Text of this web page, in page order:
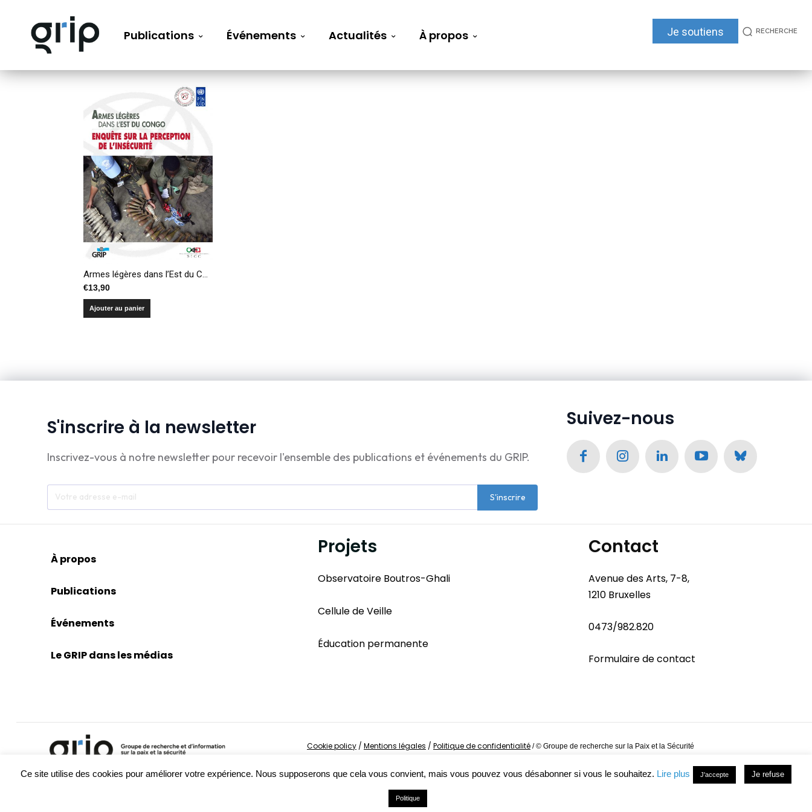
Publications Événements Actualités À propos Je soutiens RECHERCHE
Armes légères dans l’Est du Congo – Enquête sur la perception de l’insécurité
€13,90
Ajouter au panier
S'inscrire à la newsletter
Inscrivez-vous à notre newsletter pour recevoir l'ensemble des publications et événements du GRIP.
S'inscrire
Suivez-nous
À propos
Publications
Événements
Le GRIP dans les médias
Projets
Observatoire Boutros-Ghali
Cellule de Veille
Éducation permanente
Contact
Avenue des Arts, 7-8,
1210 Bruxelles
0473/982.820
Formulaire de contact
Cookie policy / Mentions légales / Politique de confidentialité /© Groupe de recherche sur la Paix et la Sécurité
Ce site utilise des cookies pour améliorer votre expérience. Nous supposerons que cela vous convient, mais vous pouvez vous désabonner si vous le souhaitez. Lire plus J'accepte Je refuse
Politique